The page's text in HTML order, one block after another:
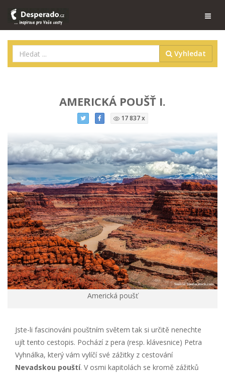
Vyhledat
AMERICKÁ POUŠŤ I.
17 837 x
Americká poušť
Jste-li fascinováni pouštním světem tak si určitě nenechte
ujít tento cestopis. Pochází z pera (resp. klávesnice) Petra
Vyhnálka, který vám vylíčí své zážitky z cestování
Nevadskou pouští. V osmi kapitolách se kromě zážitků